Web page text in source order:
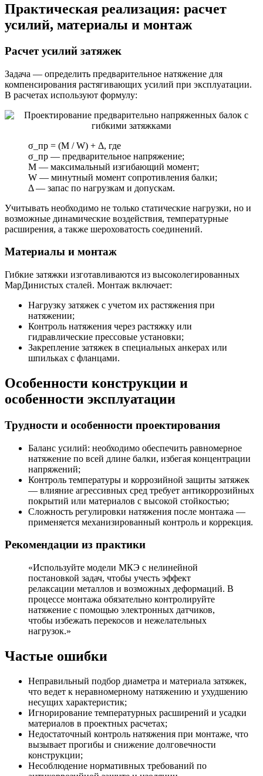
Практическая реализация: расчет
усилий, материалы и монтаж
Расчет усилий затяжек
Задача — определить предварительное натяжение для
компенсирования растягивающих усилий при эксплуатации.
В расчетах используют формулу:
σ_пр = (M / W) + Δ, где
σ_пр — предварительное напряжение;
M — максимальный изгибающий момент;
W — минутный момент сопротивления балки;
Δ — запас по нагрузкам и допускам.
Учитывать необходимо не только статические нагрузки, но и
возможные динамические воздействия, температурные
расширения, а также шероховатость соединений.
Материалы и монтаж
Гибкие затяжки изготавливаются из высоколегированных
МарДинистых сталей. Монтаж включает:
Нагрузку затяжек с учетом их растяжения при
натяжении;
Контроль натяжения через растяжку или
гидравлические прессовые установки;
Закрепление затяжек в специальных анкерах или
шпильках с фланцами.
Особенности конструкции и
особенности эксплуатации
Трудности и особенности проектирования
Баланс усилий: необходимо обеспечить равномерное
натяжение по всей длине балки, избегая концентрации
напряжений;
Контроль температуры и коррозийной защиты затяжек
— влияние агрессивных сред требует антикоррозийных
покрытий или материалов с высокой стойкостью;
Сложность регулировки натяжения после монтажа —
применяется механизированный контроль и коррекция.
Рекомендации из практики
«Используйте модели МКЭ с нелинейной
постановкой задач, чтобы учесть эффект
релаксации металлов и возможных деформаций. В
процессе монтажа обязательно контролируйте
натяжение с помощью электронных датчиков,
чтобы избежать перекосов и нежелательных
нагрузок.»
Частые ошибки
Неправильный подбор диаметра и материала затяжек,
что ведет к неравномерному натяжению и ухудшению
несущих характеристик;
Игнорирование температурных расширений и усадки
материалов в проектных расчетах;
Недостаточный контроль натяжения при монтаже, что
вызывает прогибы и снижение долговечности
конструкции;
Несоблюдение нормативных требований по